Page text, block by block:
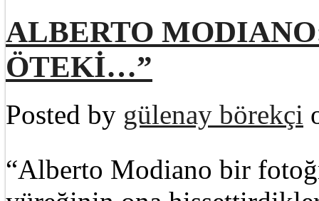
ALBERTO MODIANO:
ÖTEKİ…”
Posted by gülenay börekçi
“Alberto Modiano bir